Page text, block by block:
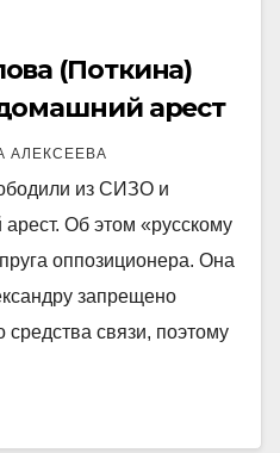
(Поткина)
арест
АЛЕКСЕЕВА
из СИЗО и
Об этом «русскому
оппозиционера. Она
запрещено
средства связи, поэтому